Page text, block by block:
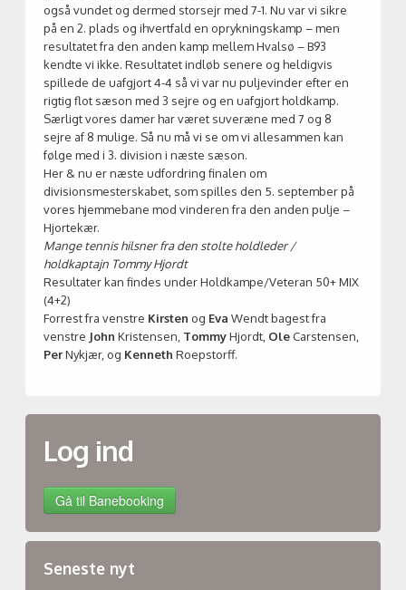
også vundet og dermed storsejr med 7-1. Nu var vi sikre
på en 2. plads og ihvertfald en oprykningskamp – men
resultatet fra den anden kamp mellem Hvalsø – B93
kendte vi ikke. Resultatet indløb senere og heldigvis
spillede de uafgjort 4-4 så vi var nu puljevinder efter en
rigtig flot sæson med 3 sejre og en uafgjort holdkamp.
Særligt vores damer har været suveræne med 7 og 8
sejre af 8 mulige. Så nu må vi se om vi allesammen kan
følge med i 3. division i næste sæson.
Her & nu er næste udfordring finalen om
divisionsmesterskabet, som spilles den 5. september på
vores hjemmebane mod vinderen fra den anden pulje –
Hjortekær.
Mange tennis hilsner fra den stolte holdleder /
holdkaptajn Tommy Hjordt
Resultater kan findes under Holdkampe/Veteran 50+ MIX
(4+2)
Forrest fra venstre Kirsten og Eva Wendt bagest fra
venstre John Kristensen, TommyHjordt, OleCarstensen,
PerNykjær, og Kenneth Roepstorff.
Log ind
Seneste nyt